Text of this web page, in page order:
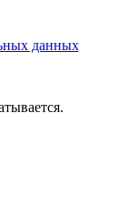
данных